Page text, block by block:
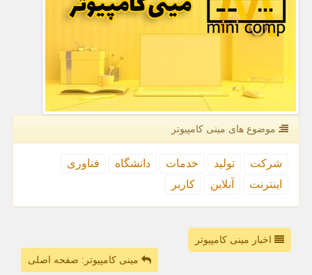
موضوع های مینی كامپیوتر
شركت تولید خدمات دانشگاه
فناوری
اینترنت
آنلاین كاربر
اخبار مینی کامپیوتر
مینی کامپیوتر: صفحه اصلی